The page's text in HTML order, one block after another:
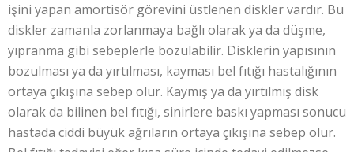
işini yapan amortisör görevini üstlenen diskler vardır. Bu
diskler zamanla zorlanmaya bağlı olarak ya da düşme,
yıpranma gibi sebeplerle bozulabilir. Disklerin yapısının
bozulması ya da yırtılması, kayması bel fıtığı hastalığının
ortaya çıkışına sebep olur. Kaymış ya da yırtılmış disk
olarak da bilinen bel fıtığı, sinirlere baskı yapması sonucu
hastada ciddi büyük ağrıların ortaya çıkışına sebep olur.